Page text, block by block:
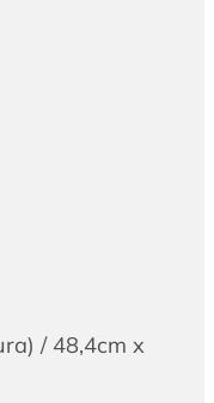
/ 48,4cm x